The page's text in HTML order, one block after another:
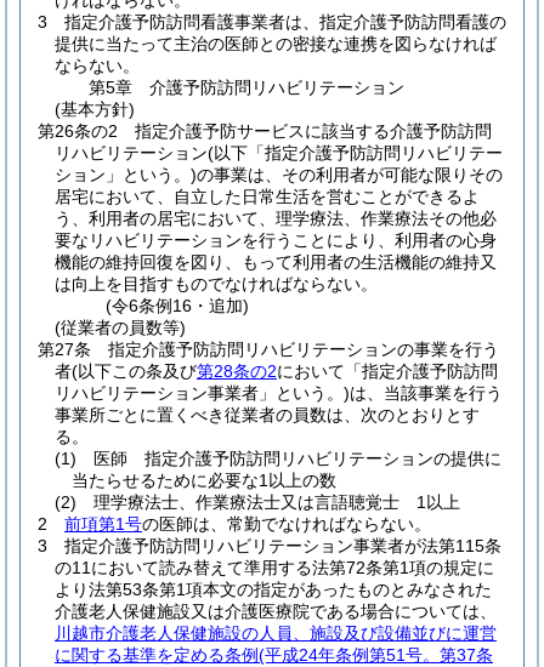
3
指定介護予防訪問看護事業者は、指定介護予防訪問看護の
提供に当たって主治の医師との密接な連携を図らなければ
ならない。
第5章
介護予防訪問リハビリテーション
(基本方針)
第26条の2
指定介護予防サービスに該当する介護予防訪問
リハビリテーション(以下「指定介護予防訪問リハビリテー
ション」という。)の事業は、その利用者が可能な限りその
居宅において、自立した日常生活を営むことができるよ
う、利用者の居宅において、理学療法、作業療法その他必
要なリハビリテーションを行うことにより、利用者の心身
機能の維持回復を図り、もって利用者の生活機能の維持又
は向上を目指すものでなければならない。
(令6条例16・追加)
(従業者の員数等)
第27条
指定介護予防訪問リハビリテーションの事業を行う
者(以下この条及び第28条の2において「指定介護予防訪問
リハビリテーション事業者」という。)は、当該事業を行う
事業所ごとに置くべき従業者の員数は、次のとおりとす
る。
(1)
医師 指定介護予防訪問リハビリテーションの提供に
当たらせるために必要な1以上の数
(2)
理学療法士、作業療法士又は言語聴覚士 1以上
2
前項第1号の医師は、常勤でなければならない。
3
指定介護予防訪問リハビリテーション事業者が法第115条
の11において読み替えて準用する法第72条第1項の規定に
より法第53条第1項本文の指定があったものとみなされた
介護老人保健施設又は介護医療院である場合については、
川越市介護老人保健施設の人員、施設及び設備並びに運営
に関する基準を定める条例(平成24年条例第51号。第37条